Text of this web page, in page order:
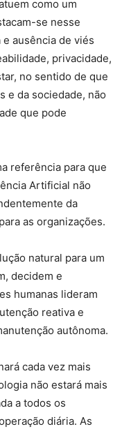
como um
se nesse
ausência de viés
privacidade,
no sentido de que
e da sociedade, não
que pode
referência para que
Artificial não
da
as organizações.
natural para um
decidem e
humanas lideram
reativa e
autônoma.
cada vez mais
não estará mais
a todos os
diária. As